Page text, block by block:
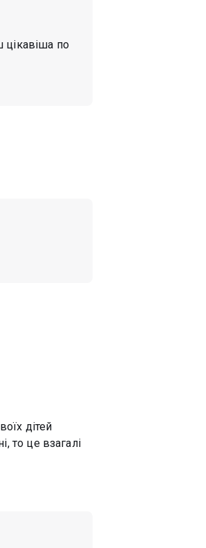
по
дітей
то це взагалі